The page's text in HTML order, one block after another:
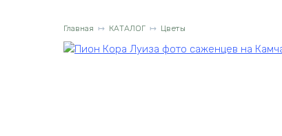
Главная КАТАЛОГ Цветы